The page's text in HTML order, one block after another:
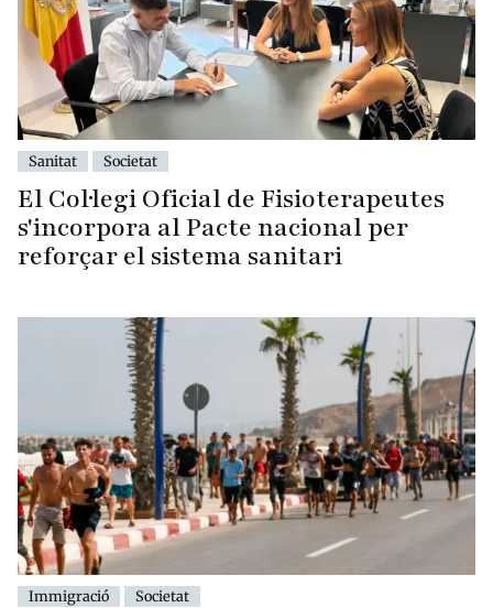
Sanitat Societat
El Col·legi Oficial de Fisioterapeutes
s'incorpora al Pacte nacional per
reforçar el sistema sanitari
Immigració Societat